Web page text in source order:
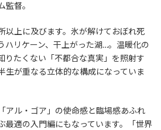
督。
以上に及びます。氷が解けておぼれ死
ハリケーン、干上がった湖…。温暖化の
りたくない「不都合な真実」を照射す
生が重なる立体的な構成になっていま
アル・ゴア」の使命感と臨場感あふれ
最適の入門編にもなっています。「世界